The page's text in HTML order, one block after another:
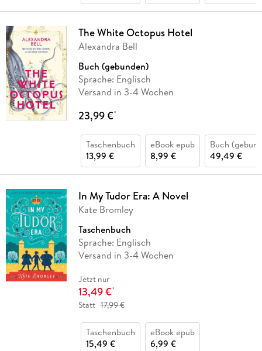
The White Octopus Hotel
Alexandra Bell
Buch (gebunden)
Sprache: Englisch
Versand in 3-4 Wochen
23,99 €*
Taschenbuch
13,99 €
eBook epub
8,99 €
Buch
49,49 €
In My Tudor Era: A Novel
Kate Bromley
Taschenbuch
Sprache: Englisch
Versand in 3-4 Wochen
Jetzt nur
13,49 €*
Statt 17,99 €
Taschenbuch
15,49 €
eBook epub
6,99 €